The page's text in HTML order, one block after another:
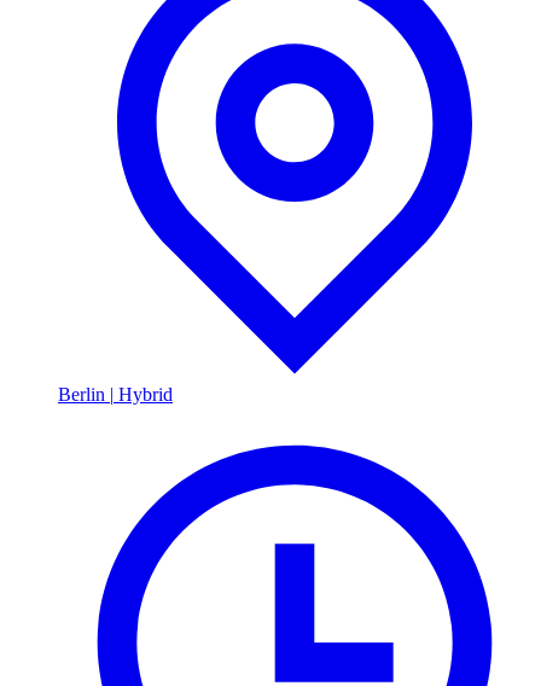
Berlin | Hybrid